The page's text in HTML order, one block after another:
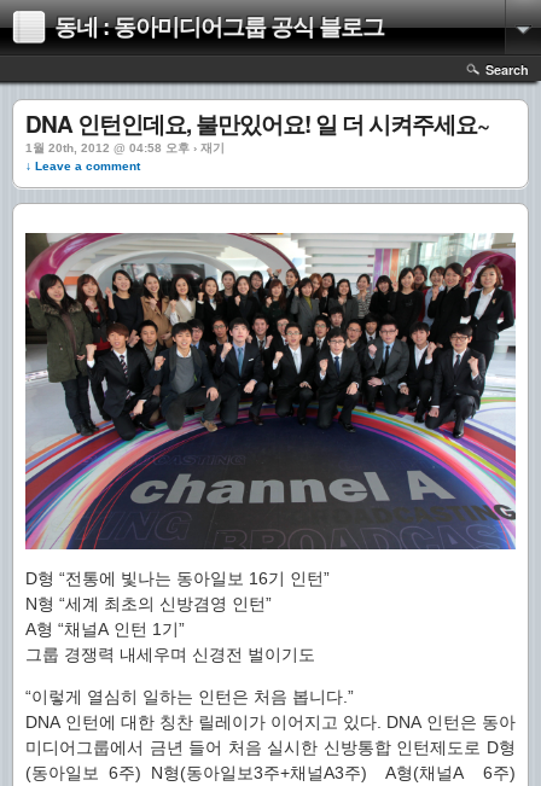
동네 : 동아미디어그룹 공식 블로그
Search
DNA 인턴인데요, 불만있어요! 일 더 시켜주세요~
1월 20th, 2012 @ 04:58 오후 › 재기
↓ Leave a comment
D형 “전통에 빛나는 동아일보 16기 인턴”
N형 “세계 최초의 신방겸영 인턴”
A형 “채널A 인턴 1기”
그룹 경쟁력 내세우며 신경전 벌이기도
“이렇게 열심히 일하는 인턴은 처음 봅니다.”
DNA 인턴에 대한 칭찬 릴레이가 이어지고 있다. DNA 인턴은 동아
미디어그룹에서 금년 들어 처음 실시한 신방통합 인턴제도로 D형
(동아일보 6주) N형(동아일보3주+채널A3주) A형(채널A 6주)